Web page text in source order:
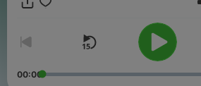
00:00